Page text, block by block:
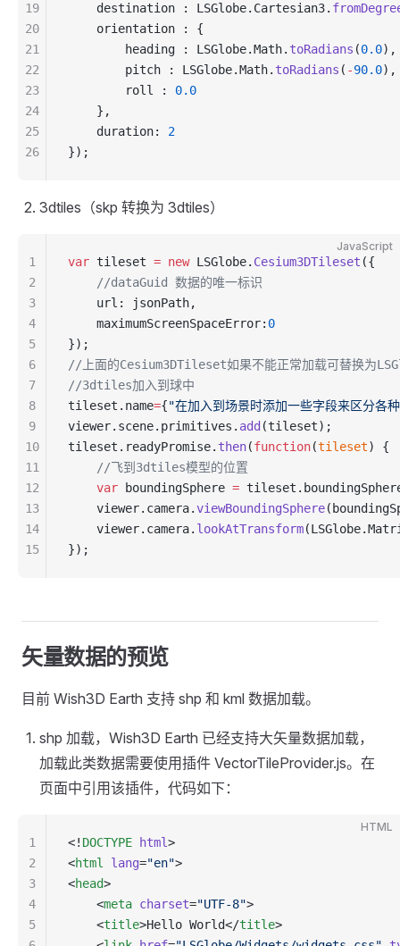
    destination : LSGlobe.Cartesian3.
    orientation : {
        heading : LSGlobe.Math.
toRadians (0.0),
        pitch : LSGlobe.Math.
toRadians ( -90.0),
        roll :
0.0
    },
    duration:
2
});
19
20
21
22
23
24
25
26
3dtiles（skp 转换为 3dtiles）
JavaScript
var tileset = new LSGlobe. Cesium3DTileset ({
    //dataGuid 数据的唯一标识
    url: jsonPath,
    maximumScreenSpaceError:
0
});
//上面的Cesium3DTileset如果不能正常加载可替换为
//3dtiles加入到球中
tileset.name={"在加入到场景时添加一些字段来区分各
viewer.scene.primitives. add (tileset);
tileset.readyPromise. then(function(tileset) {
    //飞到3dtiles模型的位置
    var
boundingSphere =
    viewer.camera.
viewBoundingSphere
    viewer.camera.
lookAtTransform
});
1
2
3
4
5
6
7
8
9
10
11
12
13
14
15
矢量数据的预览
目前 Wish3D Earth 支持 shp 和 kml 数据加载。
shp 加载，Wish3D Earth 已经支持大矢量数据加载，
加载此类数据需要使用插件 VectorTileProvider.js。在
页面中引用该插件，代码如下：
HTML
<! DOCTYPE html>
<html lang="en">
<head>
    <
meta charset="UTF-8">
    <
title>Hello World</title>
1
2
3
4
5